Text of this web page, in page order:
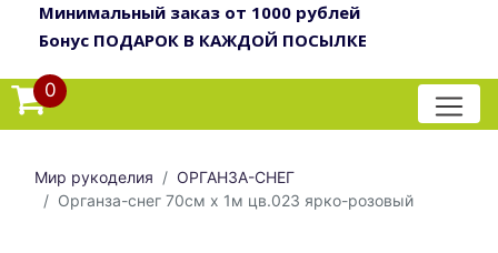
Минимальный заказ от 1000 рублей
Бонус ПОДАРОК В КАЖДОЙ ПОСЫЛКЕ
0
Мир рукоделия
ОРГАНЗА-СНЕГ
Органза-снег 70см х 1м цв.023 ярко-розовый